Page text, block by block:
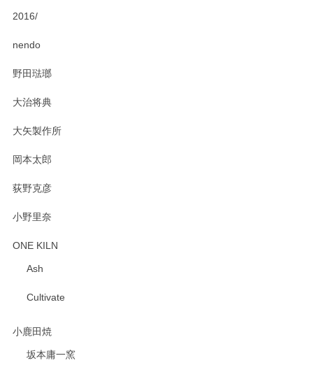
2016/
nendo
野田琺瑯
大治将典
大矢製作所
岡本太郎
荻野克彦
小野里奈
ONE KILN
Ash
Cultivate
小鹿田焼
坂本庸一窯